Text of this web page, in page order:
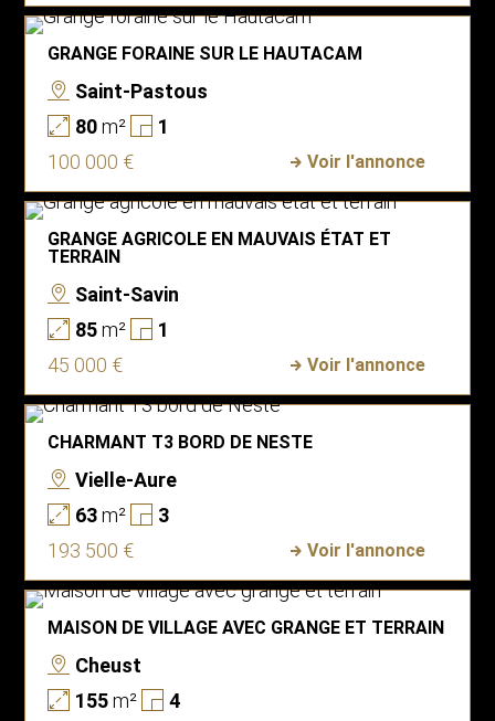
GRANGE FORAINE SUR LE HAUTACAM
Saint-Pastous
80m²
1
100 000 €
Voir l'annonce
GRANGE AGRICOLE EN MAUVAIS ÉTAT ET
TERRAIN
Saint-Savin
85m²
1
45 000 €
Voir l'annonce
CHARMANT T3 BORD DE NESTE
Vielle-Aure
63m²
3
193 500 €
Voir l'annonce
MAISON DE VILLAGE AVEC GRANGE ET TERRAIN
Cheust
155m²
4